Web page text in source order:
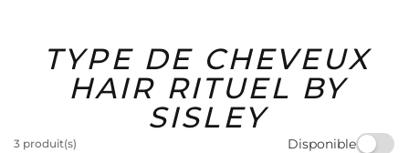
Solaire Homme Marques Idées
Cadeaux
Bons
Plans
TYPE DE CHEVEUX
HAIR RITUEL BY
SISLEY
3 produit(s) Disponible